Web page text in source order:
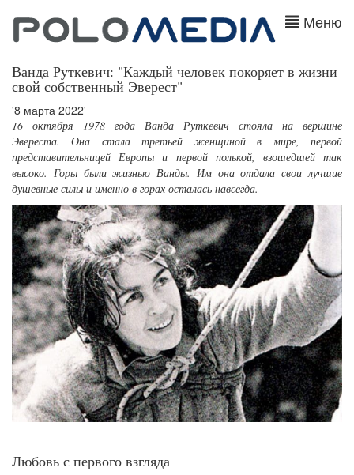
Меню
Ванда Руткевич: "Каждый человек покоряет в жизни
свой собственный Эверест"
'8 марта 2022'
16 октября 1978 года Ванда Руткевич стояла на вершине
Эвереста. Она стала третьей женщиной в мире, первой
представительницей Европы и первой полькой, взошедшей так
высоко. Горы были жизнью Ванды. Им она отдала свои лучшие
душевные силы и именно в горах осталась навсегда.
Любовь с первого взгляда